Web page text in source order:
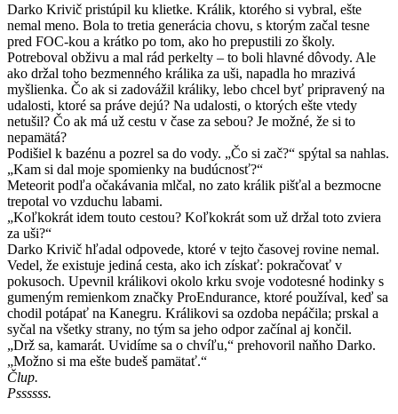
Darko Krivič pristúpil ku klietke. Králik, ktorého si vybral, ešte
nemal meno. Bola to tretia generácia chovu, s ktorým začal tesne
pred FOC-kou a krátko po tom, ako ho prepustili zo školy.
Potreboval obživu a mal rád perkelty – to boli hlavné dôvody. Ale
ako držal toho bezmenného králika za uši, napadla ho mrazivá
myšlienka. Čo ak si zadovážil králiky, lebo chcel byť pripravený na
udalosti, ktoré sa práve dejú? Na udalosti, o ktorých ešte vtedy
netušil? Čo ak má už cestu v čase za sebou? Je možné, že si to
nepamätá?
Podišiel k bazénu a pozrel sa do vody. „Čo si zač?“ spýtal sa nahlas.
„Kam si dal moje spomienky na budúcnosť?“
Meteorit podľa očakávania mlčal, no zato králik pišťal a bezmocne
trepotal vo vzduchu labami.
„Koľkokrát idem touto cestou? Koľkokrát som už držal toto zviera
za uši?“
Darko Krivič hľadal odpovede, ktoré v tejto časovej rovine nemal.
Vedel, že existuje jediná cesta, ako ich získať: pokračovať v
pokusoch. Upevnil králikovi okolo krku svoje vodotesné hodinky s
gumeným remienkom značky ProEndurance, ktoré používal, keď sa
chodil potápať na Kanegru. Králikovi sa ozdoba nepáčila; prskal a
syčal na všetky strany, no tým sa jeho odpor začínal aj končil.
„Drž sa, kamarát. Uvidíme sa o chvíľu,“ prehovoril naňho Darko.
„Možno si ma ešte budeš pamätať.“
Člup.
Pssssss.